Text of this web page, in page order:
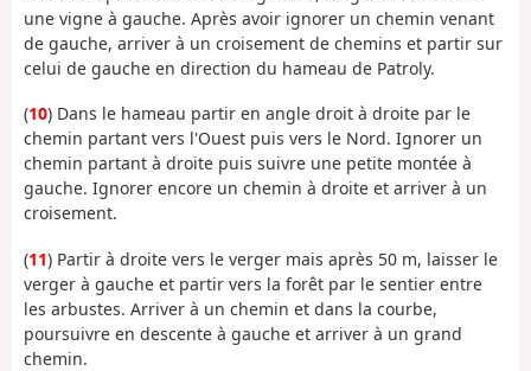
une vigne à gauche. Après avoir ignorer un chemin venant
de gauche, arriver à un croisement de chemins et partir sur
celui de gauche en direction du hameau de Patroly.
(10) Dans le hameau partir en angle droit à droite par le
chemin partant vers l'Ouest puis vers le Nord. Ignorer un
chemin partant à droite puis suivre une petite montée à
gauche. Ignorer encore un chemin à droite et arriver à un
croisement.
(11) Partir à droite vers le verger mais après 50 m, laisser le
verger à gauche et partir vers la forêt par le sentier entre
les arbustes. Arriver à un chemin et dans la courbe,
poursuivre en descente à gauche et arriver à un grand
chemin.